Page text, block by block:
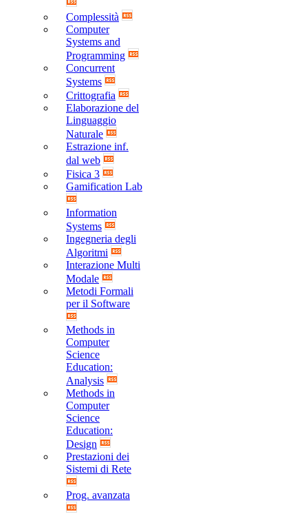
Complessità
Computer
Systems and
Programming
Concurrent
Systems
Crittografia
Elaborazione del
Linguaggio
Naturale
Estrazione inf.
dal web
Fisica 3
Gamification Lab
Information
Systems
Ingegneria degli
Algoritmi
Interazione Multi
Modale
Metodi Formali
per il Software
Methods in
Computer
Science
Education:
Analysis
Methods in
Computer
Science
Education:
Design
Prestazioni dei
Sistemi di Rete
Prog. avanzata